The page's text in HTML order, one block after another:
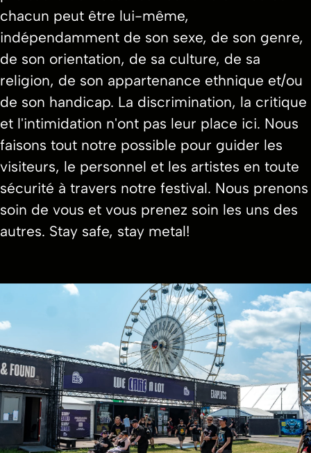
chacun peut être lui-même,
indépendamment de son sexe, de son genre,
de son orientation, de sa culture, de sa
religion, de son appartenance ethnique et/ou
de son handicap. La discrimination, la critique
et l'intimidation n'ont pas leur place ici. Nous
faisons tout notre possible pour guider les
visiteurs, le personnel et les artistes en toute
sécurité à travers notre festival. Nous prenons
soin de vous et vous prenez soin les uns des
autres. Stay safe, stay metal!